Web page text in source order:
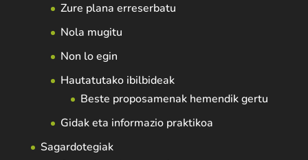
Zure plana erreserbatu
Nola mugitu
Non lo egin
Hautatutako ibilbideak
Beste proposamenak hemendik gertu
Gidak eta informazio praktikoa
Sagardotegiak